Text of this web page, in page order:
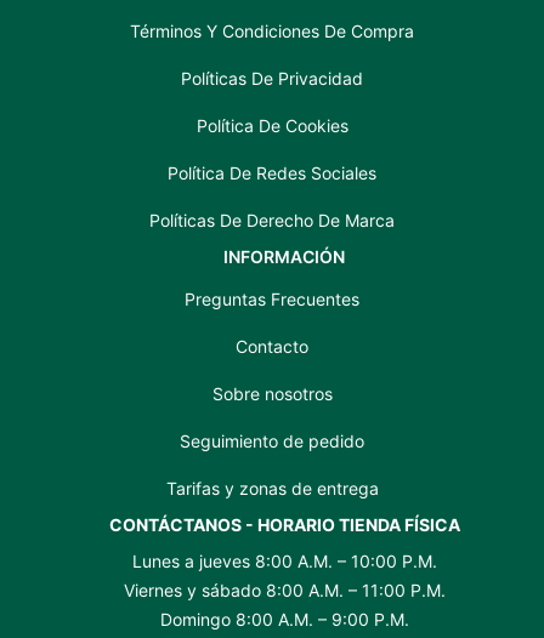
Términos Y Condiciones De Compra
Políticas De Privacidad
Política De Cookies
Política De Redes Sociales
Políticas De Derecho De Marca
INFORMACIÓN
Preguntas Frecuentes
Contacto
Sobre nosotros
Seguimiento de pedido
Tarifas y zonas de entrega
CONTÁCTANOS - HORARIO TIENDA FÍSICA
Lunes a jueves 8:00 A.M. – 10:00 P.M.
Viernes y sábado 8:00 A.M. – 11:00 P.M.
Domingo 8:00 A.M. – 9:00 P.M.